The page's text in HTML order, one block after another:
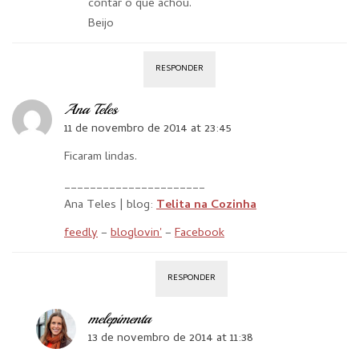
contar o que achou.
Beijo
RESPONDER
Ana Teles
11 de novembro de 2014 at 23:45
Ficaram lindas.
______________________
Ana Teles | blog: Telita na Cozinha
feedly– bloglovin'– Facebook
RESPONDER
melepimenta
13 de novembro de 2014 at 11:38